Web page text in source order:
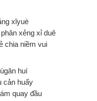
xǐyuè
xẻng xỉ duê
chia niềm vui
huí
cản huấy
quay đầu